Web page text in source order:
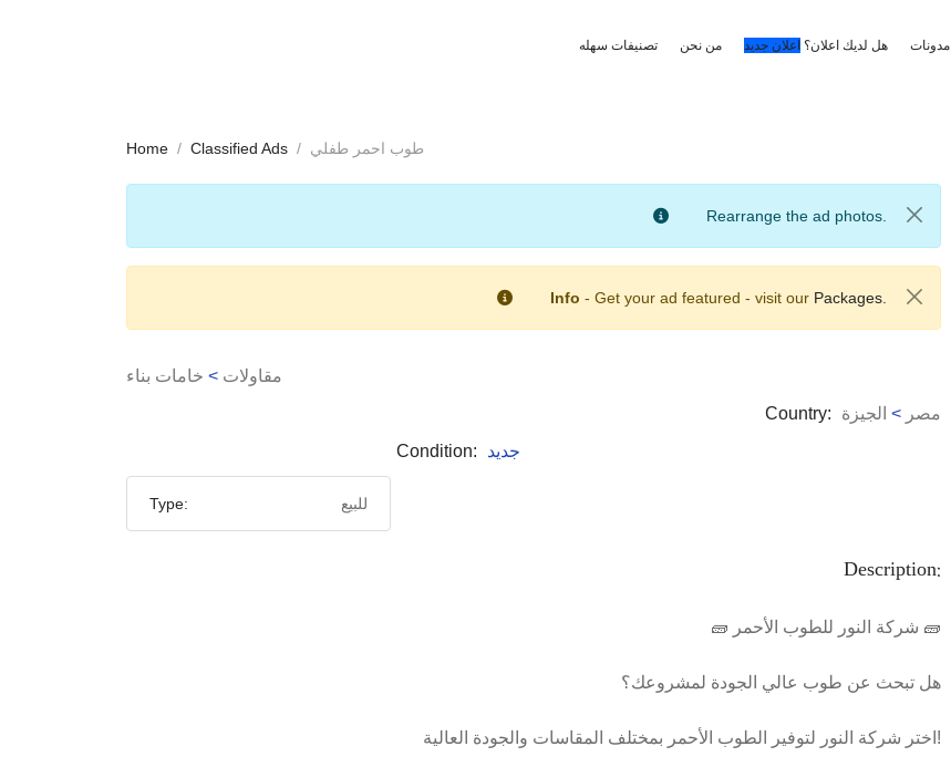
تصنيفات سهله من نحن هل لديك اعلان؟ اعلان جديد مدونات
Home Classified Ads طوب احمر طفلي
Rearrange the ad photos.
Info - Get your ad featured - visit our Packages.
مقاولات > خامات بناء
Country:
مصر > الجيزة
Condition:
جديد
Type: للبيع
Description:
🧱 شركة النور للطوب الأحمر 🧱
هل تبحث عن طوب عالي الجودة لمشروعك؟
اختر شركة النور لتوفير الطوب الأحمر بمختلف المقاسات والجودة العالية!